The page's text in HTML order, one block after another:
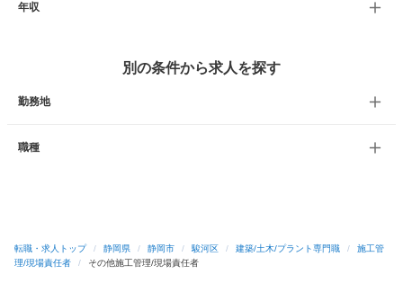
年収
別の条件から求人を探す
勤務地
職種
転職・求人トップ / 静岡県 / 静岡市 / 駿河区 / 建築/土木/プラント専門職 /
施工管
理/現場責任者
/ その他施工管理/現場責任者